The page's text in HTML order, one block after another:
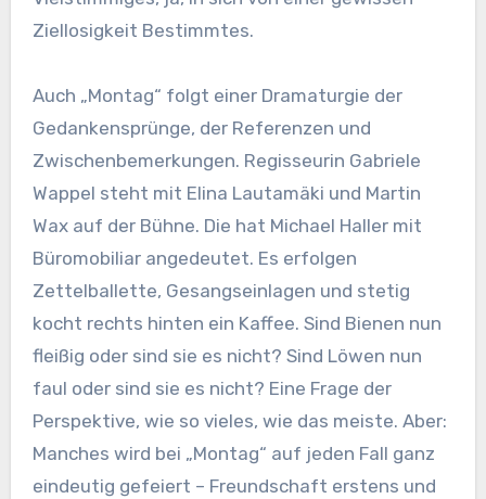
Ziellosigkeit Bestimmtes.
Auch „Montag“ folgt einer Dramaturgie der
Gedankensprünge, der Referenzen und
Zwischenbemerkungen. Regisseurin Gabriele
Wappel steht mit Elina Lautamäki und Martin
Wax auf der Bühne. Die hat Michael Haller mit
Büromobiliar angedeutet. Es erfolgen
Zettelballette, Gesangseinlagen und stetig
kocht rechts hinten ein Kaffee. Sind Bienen nun
fleißig oder sind sie es nicht? Sind Löwen nun
faul oder sind sie es nicht? Eine Frage der
Perspektive, wie so vieles, wie das meiste. Aber:
Manches wird bei „Montag“ auf jeden Fall ganz
eindeutig gefeiert – Freundschaft erstens und